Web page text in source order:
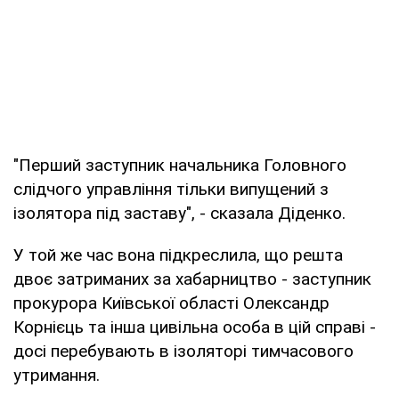
"Перший заступник начальника Головного
слідчого управління тільки випущений з
ізолятора під заставу", - сказала Діденко.
У той же час вона підкреслила, що решта
двоє затриманих за хабарництво - заступник
прокурора Київської області Олександр
Корнієць та інша цивільна особа в цій справі -
досі перебувають в ізоляторі тимчасового
утримання.